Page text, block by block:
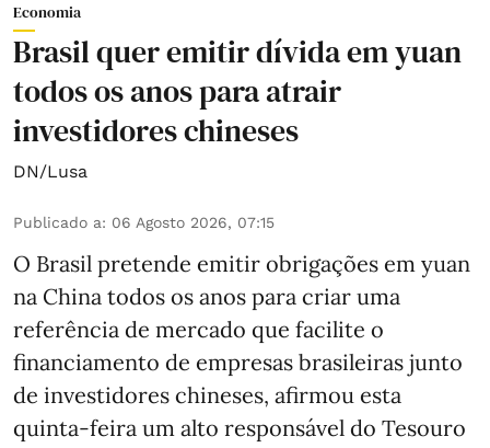
Economia
Brasil quer emitir dívida em yuan
todos os anos para atrair
investidores chineses
DN/Lusa
Publicado a: 06 Agosto 2026, 07:15
O Brasil pretende emitir obrigações em yuan
na China todos os anos para criar uma
referência de mercado que facilite o
financiamento de empresas brasileiras junto
de investidores chineses, afirmou esta
quinta-feira um alto responsável do Tesouro